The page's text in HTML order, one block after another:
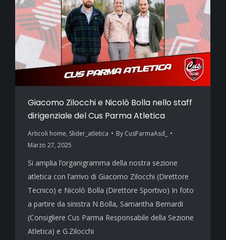
Giacomo Zilocchi e Nicolò Bolla nello staff
dirigenziale del Cus Parma Atletica
Articoli home, Slider_atletica By CusParmaAsd_
Marzo 27, 2025
Si amplia l’organigramma della nostra sezione
atletica con l’arrivo di Giacomo Zilocchi (Direttore
Tecnico) e Nicolò Bolla (Direttore Sportivo) In foto
a partire da sinistra N.Bolla, Samantha Bernardi
(Consigliere Cus Parma Responsabile della Sezione
Atletica) e G.Zilocchi